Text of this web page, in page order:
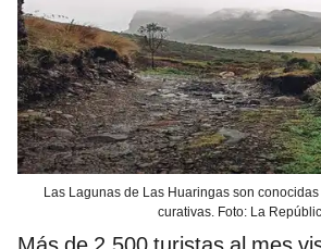
Las Lagunas de Las Huaringas son
curativas. Foto: La